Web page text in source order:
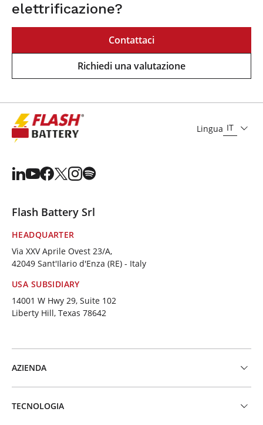
elettrificazione?
Contattaci
Richiedi una valutazione
Lingua IT
Flash Battery Srl
HEADQUARTER
Via XXV Aprile Ovest 23/A,
42049 Sant'Ilario d'Enza (RE) - Italy
USA SUBSIDIARY
14001 W Hwy 29, Suite 102
Liberty Hill, Texas 78642
AZIENDA
TECNOLOGIA